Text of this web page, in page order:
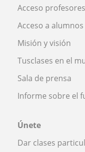
Acceso profesores
Acceso a alumnos
Misión y visión
Tusclases en el
Sala de prensa
Informe sobre el
Únete
Dar clases